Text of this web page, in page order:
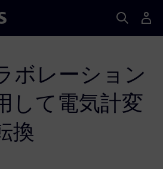
ボレーション
して電気計変
換